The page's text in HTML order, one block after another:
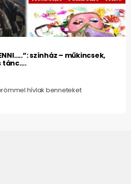
színház – műkincsek,
tánc….
hívlak benneteket